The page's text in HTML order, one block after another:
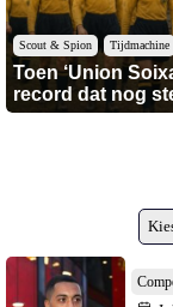
Scout & Spion Tijdmachine
Toen ‘Union
record dat nog